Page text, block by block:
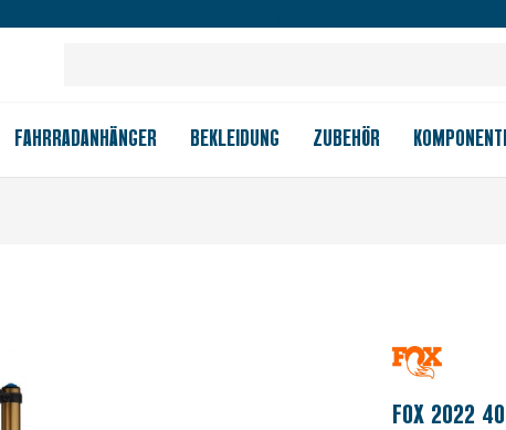
BEKLEIDUNG ZUBEHÖR
FAHRRADANHÄNGER
FOX 2022 40